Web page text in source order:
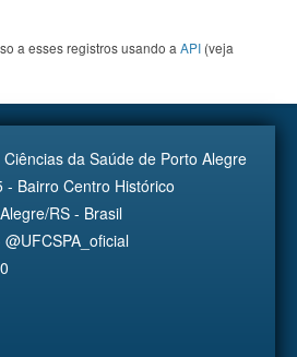
a esses registros usando a API (veja
da Saúde de Porto Alegre
Bairro Centro Histórico
RS - Brasil